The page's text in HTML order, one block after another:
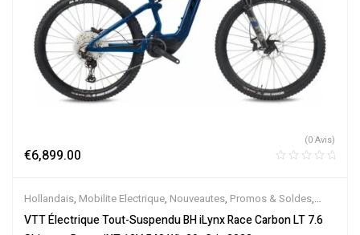
€6,899.00
(0 Avis)
Hollandais, Mobilite Electrique, Nouveautes, Promos & Soldes,
Tout-Suspendus,Vélo électrique ville,Velos Electriques,VTT
VTT Électrique Tout-Suspendu BH iLynx Race Carbon LT 7.6